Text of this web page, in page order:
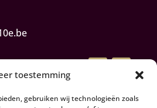
toestemming
gebruiken wij technologieën zoals